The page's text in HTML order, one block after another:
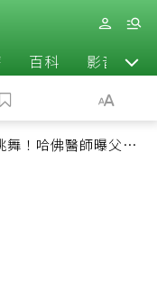
百科 影音
舞！哈佛醫師曝父親